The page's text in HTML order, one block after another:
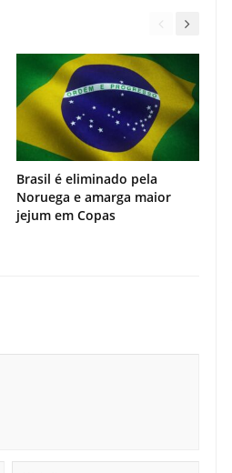
Brasil é eliminado pela
Noruega e amarga maior
jejum em Copas